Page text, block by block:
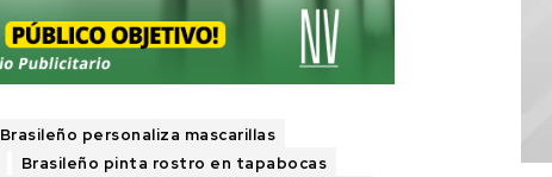
Brasileño personaliza mascarillas
Brasileño pinta rostro en tapabocas